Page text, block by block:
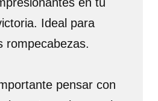
Ideal para
rompecabezas.
pensar con